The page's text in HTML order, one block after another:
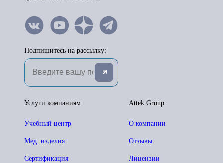
Подпишитесь на рассылку:
Attek Group
О компании
Отзывы
Лицензии
Услуги компаниям
Учебный центр
Мед. изделия
Сертификация